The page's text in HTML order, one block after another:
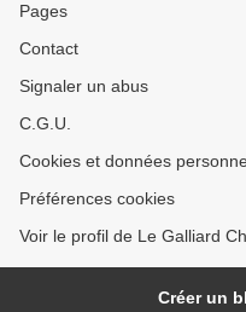
Pages
Contact
Signaler un abus
C.G.U.
Cookies et données
Préférences cookies
Voir le profil de Le Galliard
Créer un